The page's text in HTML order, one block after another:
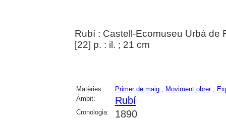
Rubí : Castell-Ecomuseu Urbà de
[22] p. : il. ; 21 cm
Matèries: Primer de maig; Moviment obrer;
Àmbit:
Rubí
Cronologia: 1890